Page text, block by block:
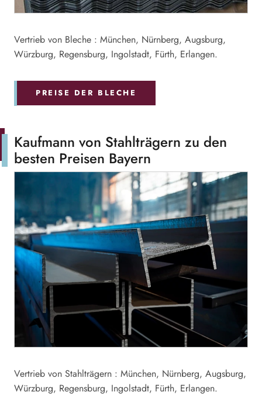
Vertrieb von Bleche : München, Nürnberg, Augsburg,
Würzburg, Regensburg, Ingolstadt, Fürth, Erlangen.
PREISE DER BLECHE
Kaufmann von Stahlträgern zu den
besten Preisen Bayern
Vertrieb von Stahlträgern : München, Nürnberg, Augsburg,
Würzburg, Regensburg, Ingolstadt, Fürth, Erlangen.